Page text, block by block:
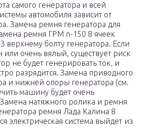
самого генератора и всей
автомобиля зависит от
Замена ремня генератора для
ремня ГРМ n-150 8 ячеек
верхнему болту генератора. Если
очень вялый, существует риск
не будет генерировать ток, и
разрядится. Замена приводного
и нижней опоры генератора (см.
машину будет очень
натяжного ролика и ремня
ремня Лада Калина 8
электрическая система выйдет из